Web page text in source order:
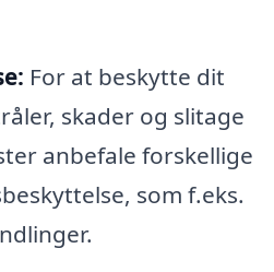
For at beskytte dit
skader og slitage
anbefale forskellige
som f.eks.